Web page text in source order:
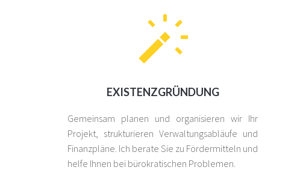
EXISTENZGRÜNDUNG
Gemeinsam planen und organisieren wir Ihr
Projekt, strukturieren Verwaltungsabläufe und
Finanzpläne. Ich berate Sie zu Fördermitteln und
helfe Ihnen bei bürokratischen Problemen.